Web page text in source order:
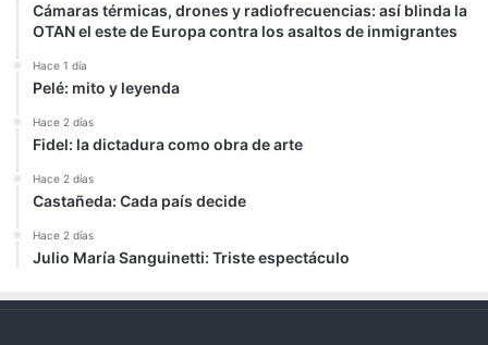
Cámaras térmicas, drones y radiofrecuencias: así blinda la
OTAN el este de Europa contra los asaltos de inmigrantes
Hace 1 día
Pelé: mito y leyenda
Hace 2 días
Fidel: la dictadura como obra de arte
Hace 2 días
Castañeda: Cada país decide
Hace 2 días
Julio María Sanguinetti: Triste espectáculo